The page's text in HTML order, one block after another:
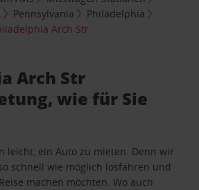
Pennsylvania
Philadelphia
Arch Str
Arch Str
wie für Sie
leicht, ein Auto zu mieten. Denn wir
schnell wie möglich losfahren und
machen möchten. Wo auch